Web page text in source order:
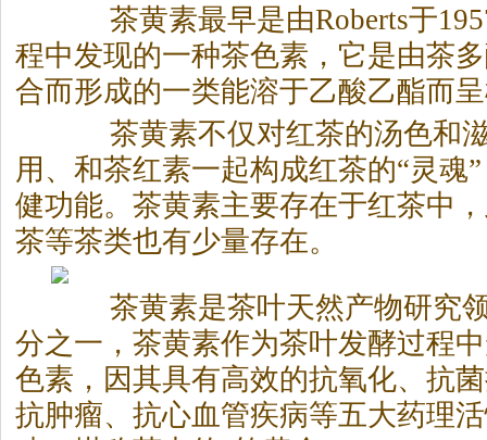
茶黄素最早是由Roberts于
程中发现的一种茶色素，它是由茶
合而形成的一类能溶于乙酸乙酯而
茶黄素不仅对红茶的汤色和
用、和茶红素一起构成红茶的“灵魂
健功能。茶黄素主要存在于红茶中
茶等茶类也有少量存在。
茶黄素是茶叶天然产物研究领
分之一，茶黄素作为茶叶发酵过程
色素，因其具有高效的抗氧化、抗
抗肿瘤、抗心血管疾病等五大药理